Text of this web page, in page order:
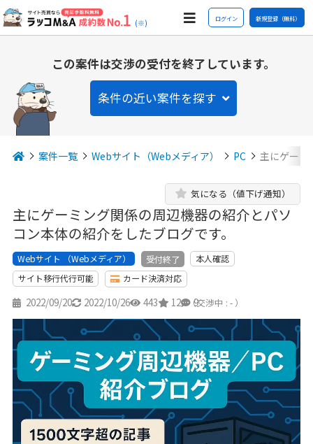
(※) ログイン 新規登録（無料）
この案件は交渉の受付を終了しています。
条件の近い案件を探す
案件一覧 Webサイト（Webメディア） PC 主にゲーミ
主にゲーミング関係の周辺機器の紹介とパソ
コン本体の紹介をしたブログです。
気になる（値下げ通知）
Webサイト （Webメディア） 受付終了
本人確認
サイト移行代行可能
カード決済対応
2022/09/20 2022/10/26 443 12 9
（交渉中 : - ）